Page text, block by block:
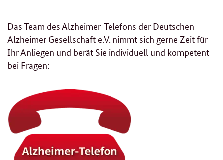
Das Team des Alzheimer-Telefons der Deutschen
Alzheimer Gesellschaft e.V. nimmt sich gerne Zeit für
Ihr Anliegen und berät Sie individuell und kompetent
bei Fragen: